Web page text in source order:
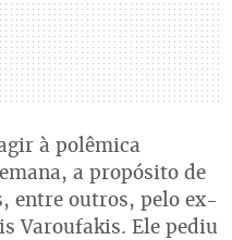
à polêmica
a propósito de
entre outros, pelo ex-
Varoufakis. Ele pediu